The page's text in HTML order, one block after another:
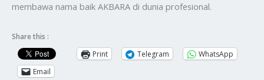
membawa nama baik AKBARA di dunia profesional.
Share this :
Print
Telegram
WhatsApp
Email